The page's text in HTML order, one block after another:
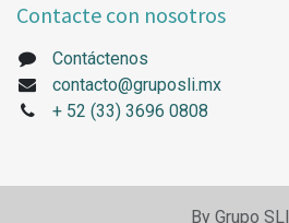
Contacte con nosotros
Contáctenos
contacto@gruposli.mx
+ 52 (33) 3696 0808
By Grupo SLI